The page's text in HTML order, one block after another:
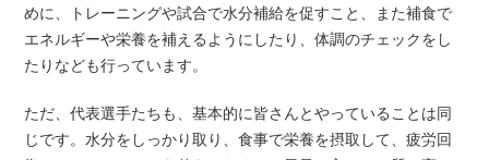
めに、トレーニングや試合で水分補給を促すこと、また補食で
エネルギーや栄養を補えるようにしたり、体調のチェックをし
たりなども行っています。
ただ、代表選手たちも、基本的に皆さんとやっていることは同
じです。水分をしっかり取り、食事で栄養を摂取して、疲労回